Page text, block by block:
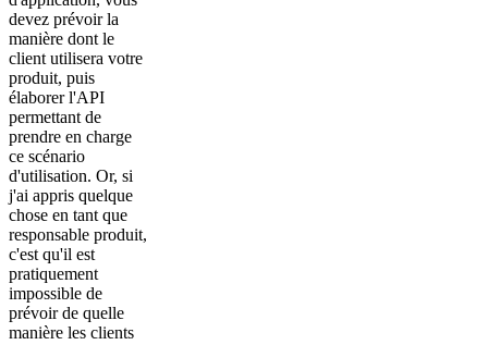
devez prévoir la
manière dont le
client utilisera votre
produit, puis
élaborer l'API
permettant de
prendre en charge
ce scénario
d'utilisation. Or, si
j'ai appris quelque
chose en tant que
responsable produit,
c'est qu'il est
pratiquement
impossible de
prévoir de quelle
manière les clients